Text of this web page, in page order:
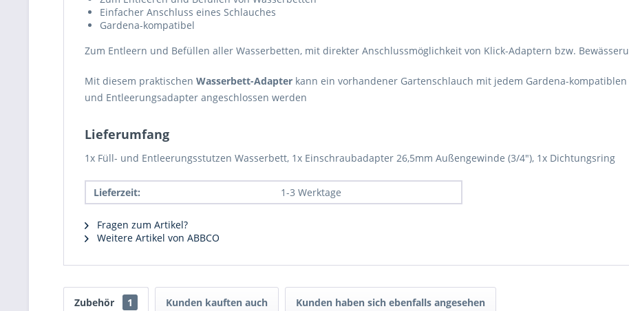
Einfacher Anschluss eines Schlauches
Gardena-kompatibel
Zum Entleern und Befüllen aller Wasserbetten, mit direkter Anschlussmöglichkeit von Klick-Adaptern bzw.
Mit diesem praktischen Wasserbett-Adapter kann ein vorhandener Gartenschlauch mit jedem Gardena-
und Entleerungsadapter angeschlossen werden
Lieferumfang
1x Füll- und Entleerungsstutzen Wasserbett, 1x Einschraubadapter 26,5mm Außengewinde (3/4"), 1x Dichtungsring
Lieferzeit: 1-3 Werktage
Fragen zum Artikel?
Weitere Artikel von ABBCO
Zubehör 1 Kunden kauften auch Kunden haben sich ebenfalls angesehen